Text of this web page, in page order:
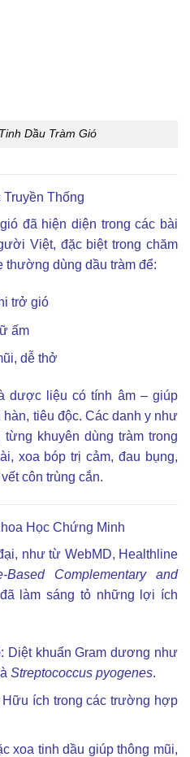
Dầu Tràm Gió
Truyền Thống
đã hiện diện trong các bài
Việt, đặc biệt trong chăm
thường dùng dầu tràm để:
trở gió
ấm
dễ thở
dược liệu có tính âm – giúp
tiêu độc. Các danh y như
khuyên dùng tràm trong
xoa bóp trị cảm, đau bụng,
côn trùng cắn.
Học Chứng Minh
như từ WebMD, Healthline
Based Complementary and
làm sáng tỏ những lợi ích
: Diệt khuẩn Gram dương như
Streptococcus pyogenes.
Hữu ích trong các trường hợp
xoa tinh dầu giúp thông mũi,